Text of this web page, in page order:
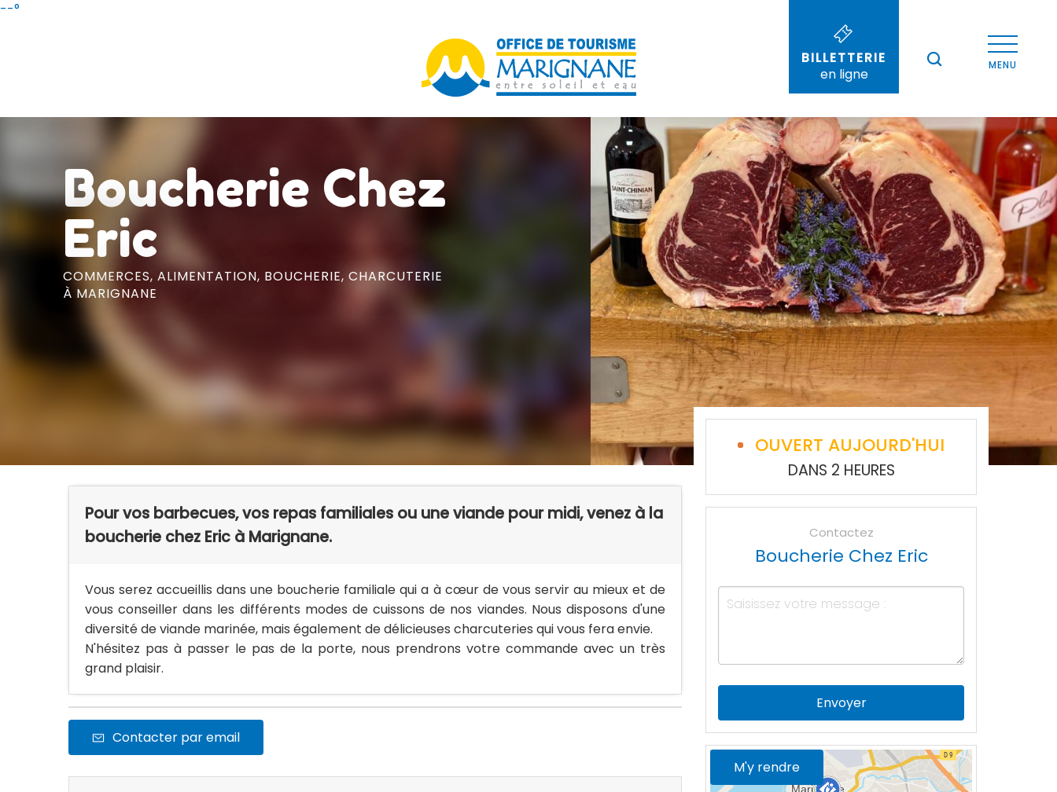
Aller
--°
BILLETTERIE
en ligne
MENU
--°
Boucherie Chez
Eric
COMMERCES, ALIMENTATION, BOUCHERIE, CHARCUTERIE
À MARIGNANE
Pour vos barbecues, vos repas familiales ou une viande pour midi, venez à la
boucherie chez Eric à Marignane.
Vous serez accueillis dans une boucherie familiale qui a à cœur de vous servir au mieux et de
vous conseiller dans les différents modes de cuissons de nos viandes. Nous disposons d'une
diversité de viande marinée, mais également de délicieuses charcuteries qui vous fera envie.
N'hésitez pas à passer le pas de la porte, nous prendrons votre commande avec un très
grand plaisir.
Contacter par email
OUVERT AUJOURD'HUI
DANS 2 HEURES
Contactez
Boucherie Chez Eric
Envoyer
M'y rendre